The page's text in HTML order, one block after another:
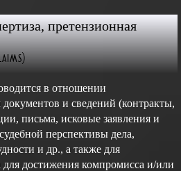
претензионная
в отношении
и сведений (контракты,
письма, исковые заявления и
перспективы дела,
и др., а также для
для достижения компромисса и/или